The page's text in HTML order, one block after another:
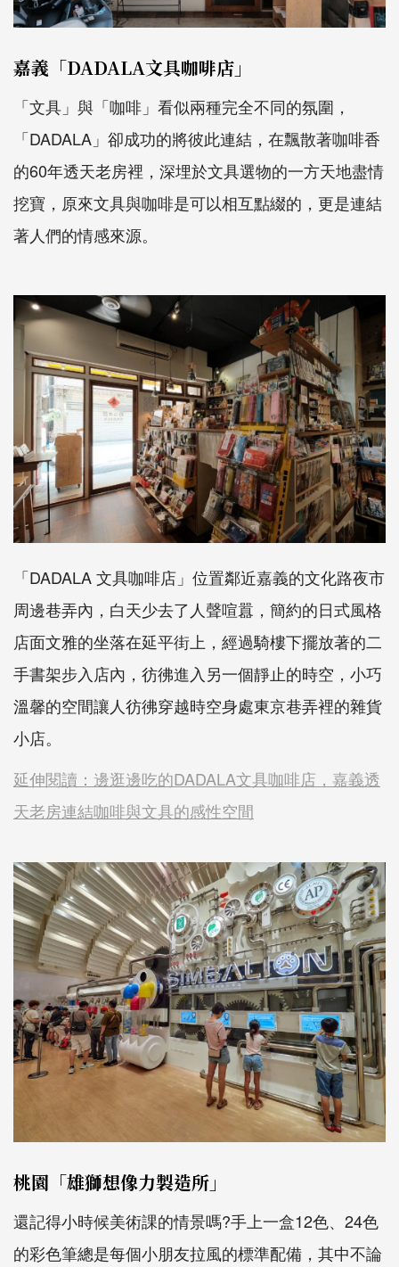
嘉義「DADALA文具咖啡店」
「文具」與「咖啡」看似兩種完全不同的氛圍，
「DADALA」卻成功的將彼此連結，在飄散著咖啡香
的60年透天老房裡，深埋於文具選物的一方天地盡情
挖寶，原來文具與咖啡是可以相互點綴的，更是連結
著人們的情感來源。
「DADALA 文具咖啡店」位置鄰近嘉義的文化路夜市
周邊巷弄內，白天少去了人聲喧囂，簡約的日式風格
店面文雅的坐落在延平街上，經過騎樓下擺放著的二
手書架步入店內，彷彿進入另一個靜止的時空，小巧
溫馨的空間讓人彷彿穿越時空身處東京巷弄裡的雜貨
小店。
延伸閱讀：邊逛邊吃的DADALA文具咖啡店，嘉義透
天老房連結咖啡與文具的感性空間
桃園「雄獅想像力製造所」
還記得小時候美術課的情景嗎?手上一盒12色、24色
的彩色筆總是每個小朋友拉風的標準配備，其中不論